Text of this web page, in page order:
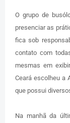
O grupo de
presenciar as
fica sob
contato com
mesmas em
Ceará escolheu a
que possui
Na manhã da